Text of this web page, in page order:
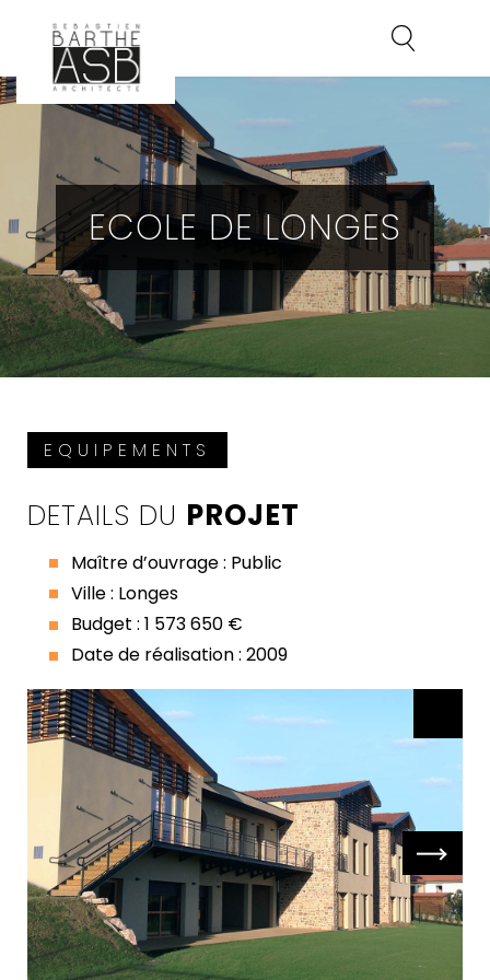
ECOLE DE LONGES
EQUIPEMENTS
DETAILS DU PROJET
Maître d’ouvrage : Public
Ville : Longes
Budget : 1 573 650 €
Date de réalisation : 2009